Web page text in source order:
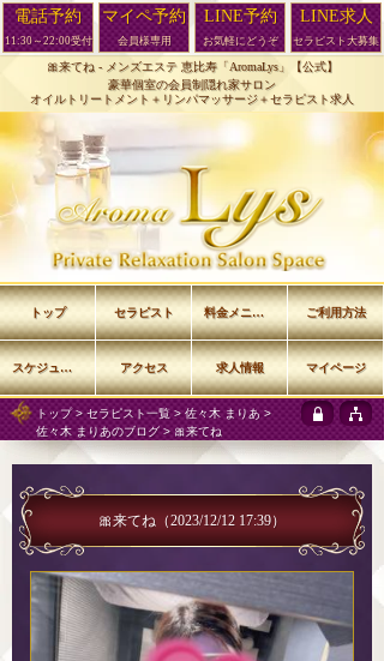
🎀来てね - メンズエステ 恵比寿「AromaLys」【公式】
豪華個室の会員制隠れ家サロン
オイルトリートメント＋リンパマッサージ＋セラピスト求人
トップ> セラピスト一覧 >佐々木 まりあ >
佐々木 まりあのブログ> 🎀来てね
🎀来てね （2023/12/12 17:39）
トップ セラピスト 料金メニュー ご利用方法
スケジュール アクセス 求人情報 マイページ
電話予約
11:30～22:00受付
マイペ予約
会員様専用
LINE予約
お気軽にどうぞ
LINE求人
セラピスト大募集